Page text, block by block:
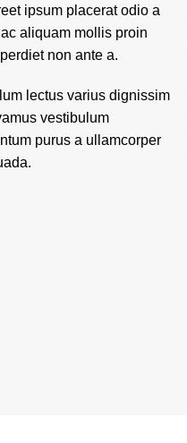
ipsum placerat odio a
aliquam mollis proin
non ante a.
lectus varius dignissim
vestibulum
purus a ullamcorper